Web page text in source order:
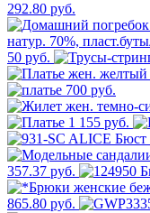
292.80 руб.
50 руб.
700 руб.
1 155 руб.
357.37 руб.
865.80 руб.